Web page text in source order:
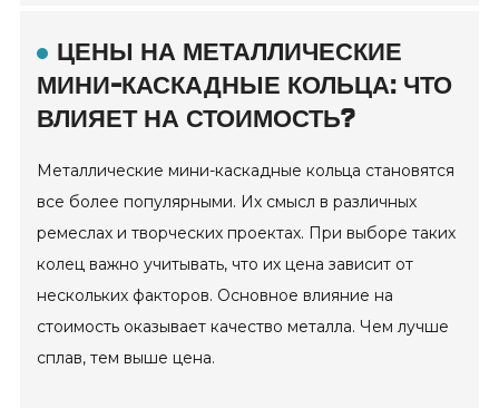
ЦЕНЫ НА МЕТАЛЛИЧЕСКИЕ
МИНИ-КАСКАДНЫЕ КОЛЬЦА: ЧТО
ВЛИЯЕТ НА СТОИМОСТЬ?
Металлические мини-каскадные кольца становятся
все более популярными. Их смысл в различных
ремеслах и творческих проектах. При выборе таких
колец важно учитывать, что их цена зависит от
нескольких факторов. Основное влияние на
стоимость оказывает качество металла. Чем лучше
сплав, тем выше цена.